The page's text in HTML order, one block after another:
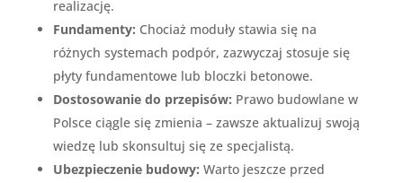
realizację.
Fundamenty: Chociaż moduły stawia się na
różnych systemach podpór, zazwyczaj stosuje się
płyty fundamentowe lub bloczki betonowe.
Dostosowanie do przepisów: Prawo budowlane w
Polsce ciągle się zmienia – zawsze aktualizuj swoją
wiedzę lub skonsultuj się ze specjalistą.
Ubezpieczenie budowy: Warto jeszcze przed